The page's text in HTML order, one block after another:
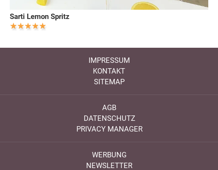
Sarti Lemon Spritz
IMPRESSUM
KONTAKT
SITEMAP
AGB
DATENSCHUTZ
PRIVACY MANAGER
WERBUNG
NEWSLETTER